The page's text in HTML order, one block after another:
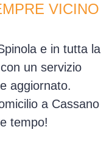
VICINO
e in tutta la
un servizio
aggiornato.
a Cassano
tempo!